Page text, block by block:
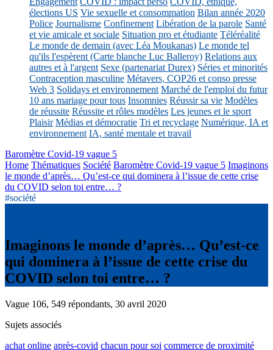
élections US Vie sexuelle et consommation Bilan année 2020
Police Journalisme Confinement Libération de la parole Santé
et vie amicale et sociale Situation pro et étudiante Téléréalité
Le monde de demain (avec Léa Moukanas) Le monde tel
qu'ils l'espèrent (Carte blanche Luc Balleroy) Relations aux
autres et à l'argent Sexe (partenariat Durex) Séries et minorités
Contraception masculine Métavers, COP26 et conso presse
Web 3 Solidays et environnement Marché de l'emploi du futur
10 ans mariage pour tous Insomnies Réussir sa vie Modèles
de réussite Réussite et rôles modèles Les jeunes et le sport
Plaisir Médias et démocratie Tri et recyclage Numérique, IA et
environnement IA, santé mentale et travail
Baromètre Covid-19 vague 5
Home Thématiques Société Baromètre Covid-19 vague 5 Imaginons
le monde d’après… Qu’est-ce qui dominera à l’issue de cette crise
du COVID selon toi entre… ?
#société
Imaginons le monde d’après… Qu’est-ce
qui dominera à l’issue de cette crise du
COVID selon toi entre… ?
Vague 106, 549 répondants, 30 avril 2020
Sujets associés
achat online après-covid chacun pour soi commerce de proximité